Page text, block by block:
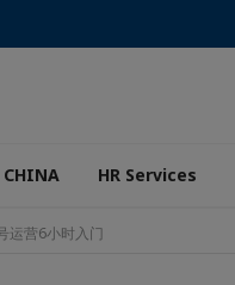
CHINA HR Services
营6小时入门